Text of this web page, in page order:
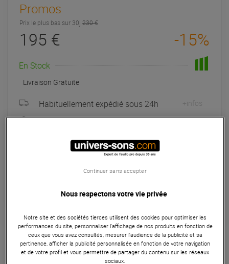
Promos
Prix le plus bas sur 30j 230 €
195 € -15%
En Stock
Livraison Gratuite
Habituellement expédié sous 24h +infos
Retrait magasin en 48h
Apport initial :
Coût de financement :
TAEG fixe :
Plug-ins
Antares Auto-Tune EFX+ est un logiciel de correction
Nous respectons votre vie privée
Notre site et des sociétés tierces utilisent des cookies pour optimiser les
performances du site, personnaliser l’affichage de nos produits en fonction de
ceux que vous avez consultés, mesurer l'audience de la publicité et sa
pertinence, afficher la publicité personnalisée en fonction de votre navigation
et de votre profil et vous permettre de partager du contenu sur les réseaux
sociaux.
Continuer sans accepter